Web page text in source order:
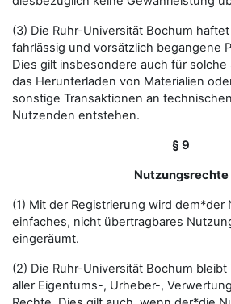
(3) Die Ruhr-Universität Bochum
fahrlässig und vorsätzlich begangene
Dies gilt insbesondere auch für solche
das Herunterladen von Materialien
sonstige Transaktionen an
Nutzenden entstehen.
§ 9
Nutzungsrechte
(1) Mit der Registrierung wird dem*der
einfaches, nicht übertragbares
eingeräumt.
(2) Die Ruhr-Universität Bochum
aller Eigentums-, Urheber-,